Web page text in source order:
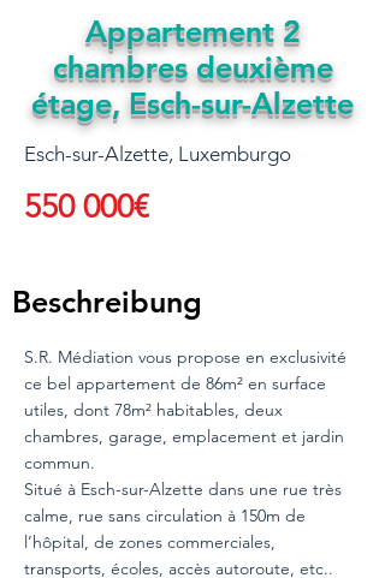
Appartement 2
chambres deuxième
étage, Esch-sur-Alzette
Esch-sur-Alzette, Luxemburgo
550 000€
Beschreibung
S.R. Médiation vous propose en exclusivité
ce bel appartement de 86m² en surface
utiles, dont 78m² habitables, deux
chambres, garage, emplacement et jardin
commun.
Situé à Esch-sur-Alzette dans une rue très
calme, rue sans circulation à 150m de
l’hôpital, de zones commerciales,
transports, écoles, accès autoroute, etc..